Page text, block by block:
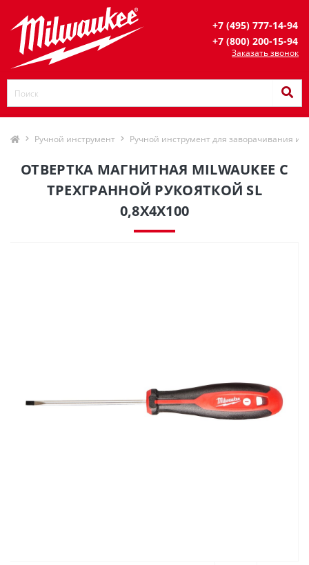
+7 (495) 777-14-94
+7 (800) 200-15-94
Заказать звонок
Ручной инструмент Ручной инструмент для заворачивания и
ОТВЕРТКА МАГНИТНАЯ MILWAUKEE С
ТРЕХГРАННОЙ РУКОЯТКОЙ SL
0,8X4X100